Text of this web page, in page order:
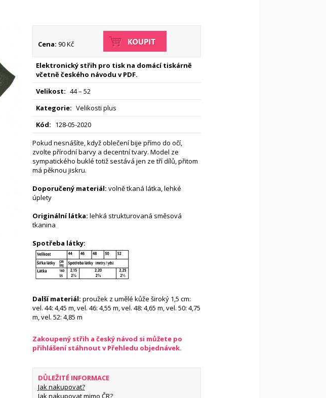
Cena: 90 Kč
Elektronický střih pro tisk na domácí tiskárně
včetně českého návodu v PDF.
Velikost: 44 – 52
Kategorie: Velikosti plus
Kód: 128-05-2020
Pokud nesnášíte, když oblečení bije přímo do očí,
zvolte přírodní barvy a decentní tvary. Model ze
sympatického buklé totiž sestává jen ze tří dílů, přitom
má pěknou jiskru.
Doporučený materiál: volně tkaná látka, lehké
úplety
Originální látka: lehká strukturovaná směsová
tkanina
Spotřeba látky:
Další materiál: proužek z umělé kůže široký 1,5 cm:
vel. 44: 4,45 m, vel. 46: 4,55 m, vel. 48: 4,65 m, vel. 50: 4,75
m, vel. 52: 4,85 m
Zakoupený střih a český návod si můžete po
přihlášení stáhnout v Přehledu objednávek.
DŮLEŽITÉ INFORMACE
Jak nakupovat?
Jak nakupovat mimo ČR?